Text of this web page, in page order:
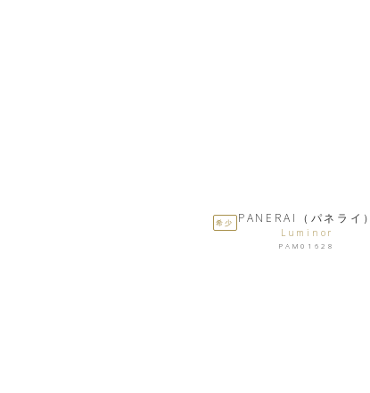
希少 PANERAI（パネライ）
Luminor
PAM01628